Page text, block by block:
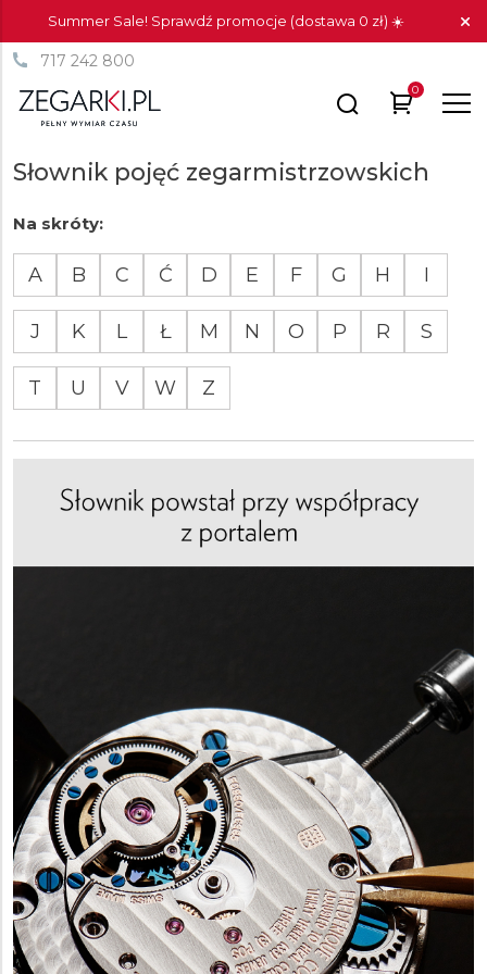
Summer Sale! Sprawdź promocje (dostawa 0 zł) ☀️
717 242 800
0
Słownik pojęć zegarmistrzowskich
Na skróty:
A B C Ć D E F G H I
J K L Ł M N O P R S
T U V W Z